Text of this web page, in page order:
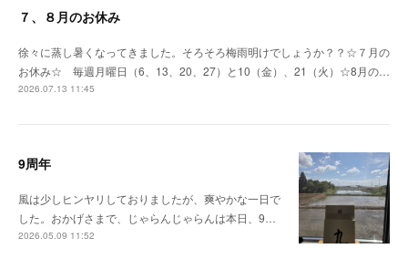
７、８月のお休み
徐々に蒸し暑くなってきました。そろそろ梅雨明けでしょうか？？☆７月の
お休み☆ 毎週月曜日（6、13、20、27）と10（金）、21（火）☆8月の…
2026.07.13 11:45
9周年
風は少しヒンヤリしておりましたが、爽やかな一日で
した。おかげさまで、じゃらんじゃらんは本日、9…
2026.05.09 11:52